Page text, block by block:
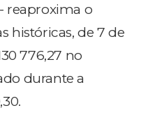
reaproxima o
históricas, de 7 de
776,27 no
durante a